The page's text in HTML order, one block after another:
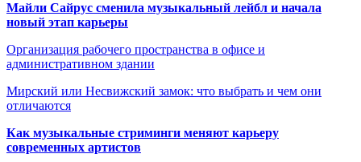
Майли Сайрус сменила музыкальный лейбл и начала
новый этап карьеры
Организация рабочего пространства в офисе и
административном здании
Мирский или Несвижский замок: что выбрать и чем они
отличаются
Как музыкальные стриминги меняют карьеру
современных артистов